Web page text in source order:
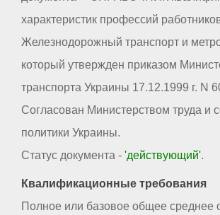
характеристик профессий
Железнодорожный транспорт и
который утвержден приказом
транспорта Украины 17.12.1999 г. N
Согласован Министерством труда и
политики Украины.
Статус документа - 'действующий'.
Квалификационные требования
Полное или базовое общее среднее